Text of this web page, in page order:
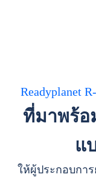
Readyplanet
ที่มาพร้อ
แ
ให้ผู้ประกอบการ